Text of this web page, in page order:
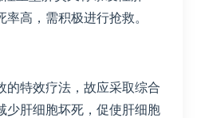
高，需积极进行抢救。
的特效疗法，故应采取综合
少肝细胞坏死，促使肝细胞